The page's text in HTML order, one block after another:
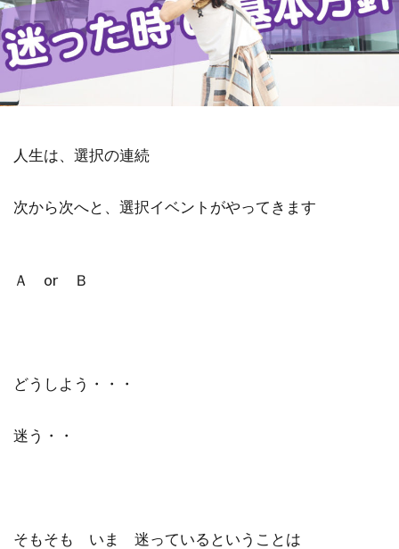
人生は、選択の連続
次から次へと、選択イベントがやってきます
Ａ or Ｂ
どうしよう・・・
迷う・・
そもそも いま 迷っているということは
金沢市
鎮魂 非二元
検索